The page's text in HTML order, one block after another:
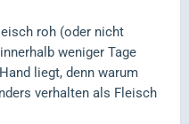
roh (oder nicht
weniger Tage
liegt, denn warum
verhalten als Fleisch